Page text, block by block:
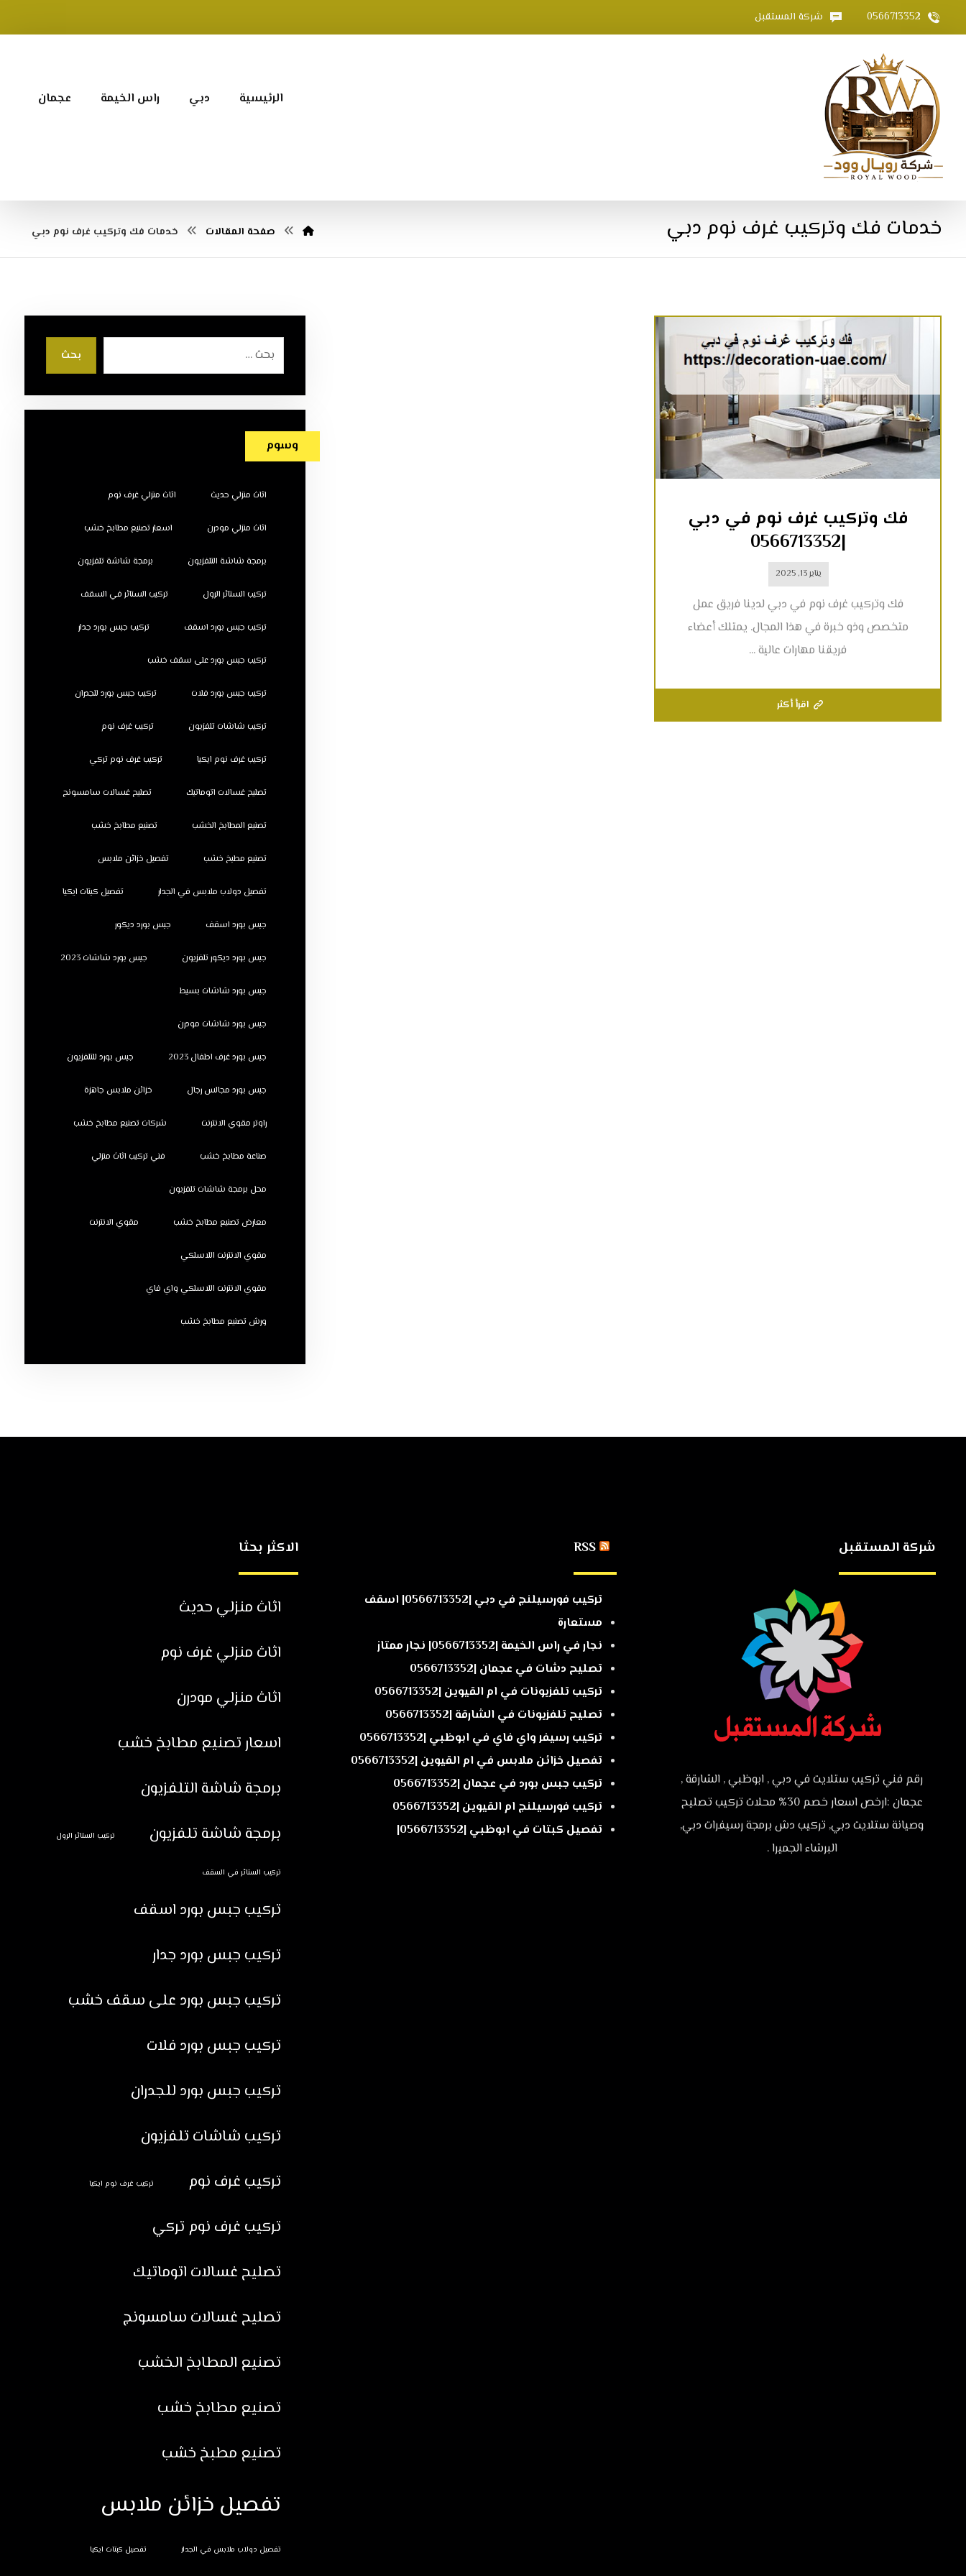
0566713352 شركة المستقبل
الرئيسية دبي راس الخيمة عجمان
خدمات فك وتركيب غرف نوم دبي صفحة المقالات خدمات فك وتركيب غرف نوم دبي
فك وتركيب غرف نوم في دبي
|0566713352
يناير 13, 2025
فك وتركيب غرف نوم في دبي لدينا فريق عمل
متخصص وذو خبرة في هذا المجال. يمتلك أعضاء
فريقنا مهارات عالية ...
اقرأ أكثر
بحث
وسوم
اثاث منزلي حديث اثاث منزلي غرف نوم
اثاث منزلي مودرن اسعار تصنيع مطابخ خشب
برمجة شاشة التلفزيون برمجة شاشة تلفزيون
تركيب الستائر الرول تركيب الستائر في السقف
تركيب جبس بورد اسقف تركيب جبس بورد جدار
تركيب جبس بورد على سقف خشب
تركيب جبس بورد فلات تركيب جبس بورد للجدران
تركيب شاشات تلفزيون تركيب غرف نوم
تركيب غرف نوم ايكيا تركيب غرف نوم تركي
تصليح غسالات اتوماتيك تصليح غسالات سامسونج
تصنيع المطابخ الخشب تصنيع مطابخ خشب
تصنيع مطبخ خشب تفصيل خزائن ملابس
تفصيل دولاب ملابس في الجدار تفصيل كبتات ايكيا
جبس بورد اسقف جبس بورد ديكور
جبس بورد ديكور تلفزيون جبس بورد شاشات 2023
جبس بورد شاشات بسيط
جبس بورد شاشات مودرن
جبس بورد غرف اطفال 2023 جبس بورد للتلفزيون
جبس بورد مجالس رجال خزائن ملابس جاهزة
راوتر مقوي الانترنت شركات تصنيع مطابخ خشب
صناعة مطابخ خشب فني تركيب اثاث منزلي
محل برمجة شاشات تلفزيون
معارض تصنيع مطابخ خشب مقوي الانترنت
مقوي الانترنت اللاسلكي
مقوي الانترنت اللاسلكي واي فاي
ورش تصنيع مطابخ خشب
شركة المستقبل
رقم فني تركيب ستلايت في دبي , ابوظبي , الشارقة ,
عجمان :ارخص اسعار خصم 30% محلات تركيب تصليح
وصيانة ستلايت دبي, تركيب دش برمجة رسيفرات دبي,
البرشاء الجميرا .
RSS
تركيب فورسيلنج في دبي |0566713352| اسقف
مستعارة
نجار في راس الخيمة |0566713352| نجار ممتاز
تصليح دشات في عجمان |0566713352
تركيب تلفزيونات في ام القيوين |0566713352
تصليح تلفزيونات في الشارقة |0566713352
تركيب رسيفر واي فاي في ابوظبي |0566713352
تفصيل خزائن ملابس في ام القيوين |0566713352
تركيب جبس بورد في عجمان |0566713352
تركيب فورسيلنج ام القيوين |0566713352
تفصيل كبتات في ابوظبي |0566713352|
الاكثر بحثا
اثاث منزلي حديث
اثاث منزلي غرف نوم
اثاث منزلي مودرن
اسعار تصنيع مطابخ خشب
برمجة شاشة التلفزيون
برمجة شاشة تلفزيون
تركيب الستائر الرول
تركيب الستائر في السقف
تركيب جبس بورد اسقف
تركيب جبس بورد جدار
تركيب جبس بورد على سقف خشب
تركيب جبس بورد فلات
تركيب جبس بورد للجدران
تركيب شاشات تلفزيون
تركيب غرف نوم
تركيب غرف نوم ايكيا
تركيب غرف نوم تركي
تصليح غسالات اتوماتيك
تصليح غسالات سامسونج
تصنيع المطابخ الخشب
تصنيع مطابخ خشب
تصنيع مطبخ خشب
تفصيل خزائن ملابس
تفصيل دولاب ملابس في الجدار تفصيل كبتات ايكيا